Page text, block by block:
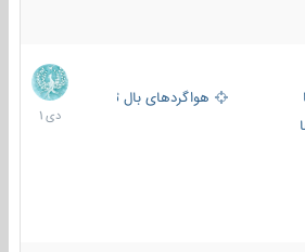
هواگردهای بال ثابت
12
دی
1401